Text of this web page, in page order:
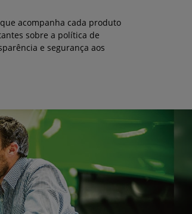
acompanha cada produto
sobre a política de
e segurança aos